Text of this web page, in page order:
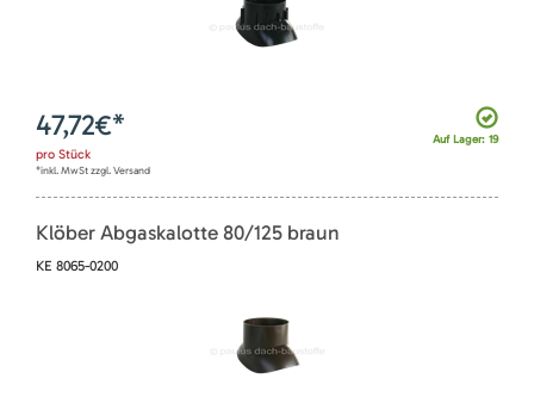
Auf Lager: 19
47,72€*
pro Stück
*inkl. MwSt zzgl. Versand
Klöber Abgaskalotte 80/125 braun
KE 8065-0200